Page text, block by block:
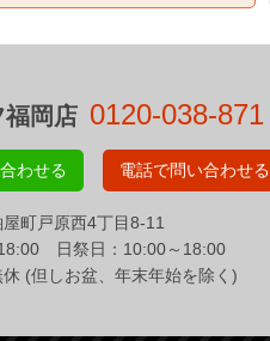
福岡店 0120-038-871
わせる 電話で問い合わせる
町戸原西4丁目8-11
日祭日：10:00～18:00
(但しお盆、年末年始を除く)